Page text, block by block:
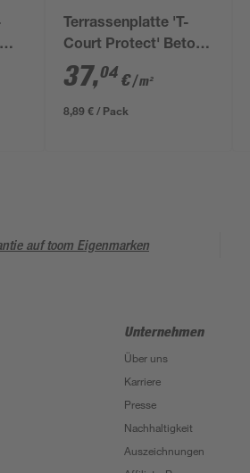
Terrassenplatte 'T-
Court Protect' Beton
ockergelb 40 x 60 x 4
cm
37,04 €/ m²
8,89 € / Pack
auf toom Eigenmarken
Unternehmen
Über uns
Karriere
Presse
Nachhaltigkeit
Auszeichnungen